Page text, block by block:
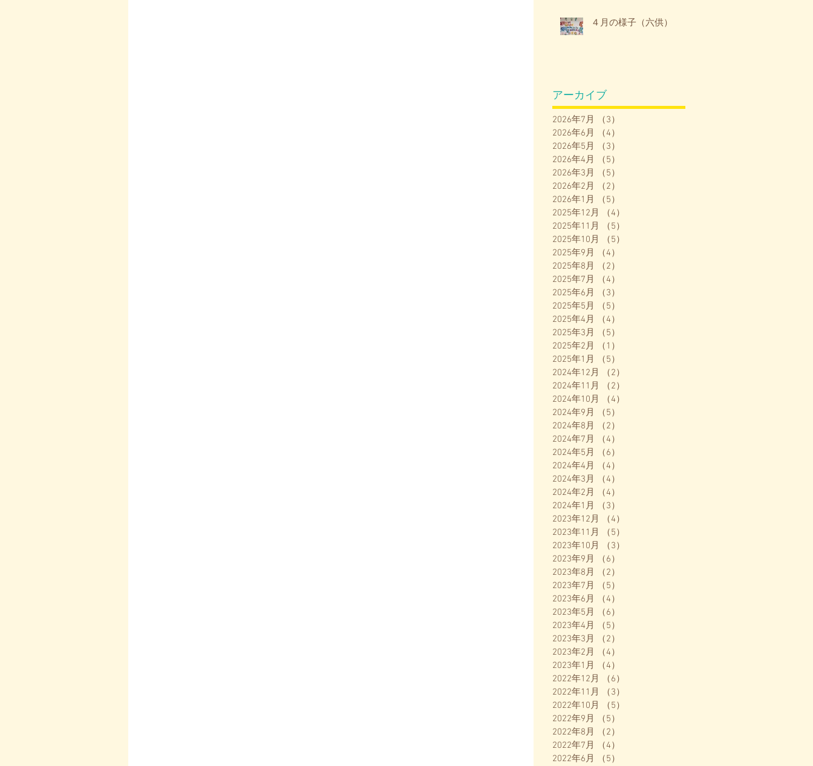
４月の様子（六供）
アーカイブ
2026年7月 （3）
2026年6月
（4）
2026年5月
（3）
2026年4月
（5）
2026年3月
（5）
2026年2月
（2）
2026年1月
（5）
2025年12月
（4）
2025年11月
（5）
2025年10月
（5）
2025年9月
（4）
2025年8月
（2）
2025年7月
（4）
2025年6月
（3）
2025年5月
（5）
2025年4月
（4）
2025年3月
（5）
2025年2月
（1）
2025年1月
（5）
2024年12月
（2）
2024年11月
（2）
2024年10月
（4）
2024年9月
（5）
2024年8月
（2）
2024年7月
（4）
2024年5月
（6）
2024年4月
（4）
2024年3月
（4）
2024年2月
（4）
2024年1月
（3）
2023年12月
（4）
2023年11月
（5）
2023年10月
（3）
2023年9月
（6）
2023年8月
（2）
2023年7月
（5）
2023年6月
（4）
2023年5月
（6）
2023年4月
（5）
2023年3月
（2）
2023年2月
（4）
2023年1月
（4）
2022年12月
（6）
2022年11月
（3）
2022年10月
（5）
2022年9月
（5）
2022年8月
（2）
2022年7月
（4）
2022年6月
（5）